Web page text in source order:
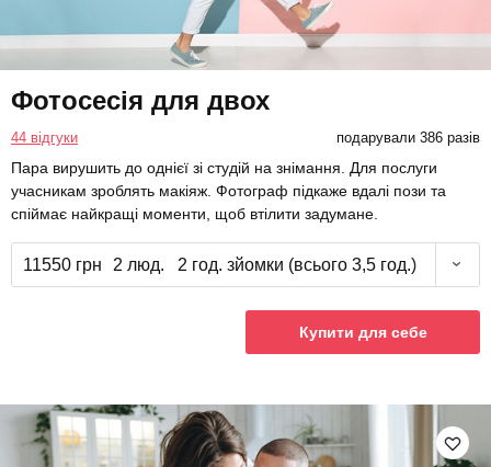
Фотосесія для двох
44 відгуки подарували 386 разів
Пара вирушить до однієї зі студій на знімання. Для послуги
учасникам зроблять макіяж. Фотограф підкаже вдалі пози та
спіймає найкращі моменти, щоб втілити задумане.
11550 грн 2 люд. 2 год. зйомки (всього 3,5 год.)
Купити для себе